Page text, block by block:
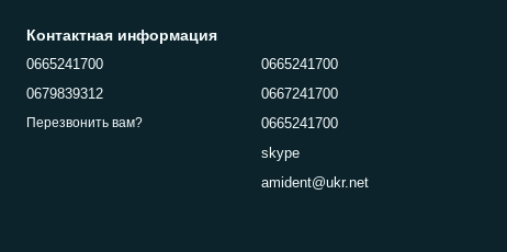
Контактная информация
0665241700
0679839312
Перезвонить вам?
0665241700
0667241700
0665241700
skype
amident@ukr.net